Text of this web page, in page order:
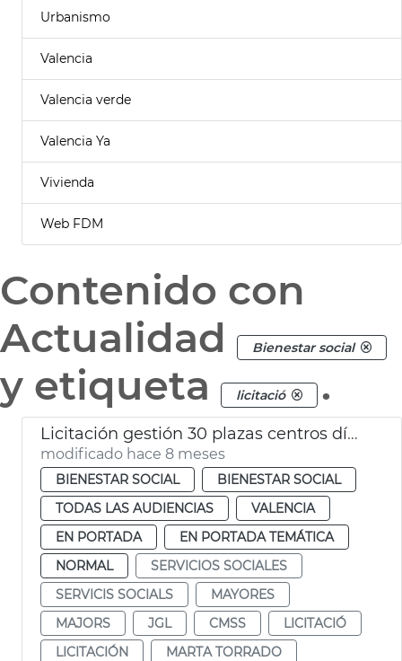
Urbanismo
Valencia
Valencia verde
Valencia Ya
Vivienda
Web FDM
Contenido con
Actualidad
Bienestar social
y etiqueta licitació .
Licitación gestión 30 plazas centros día titularidad privada
modificado hace 8 meses
BIENESTAR SOCIAL
BIENESTAR SOCIAL
TODAS LAS AUDIENCIAS
VALENCIA
EN PORTADA
EN PORTADA TEMÁTICA
NORMAL
SERVICIOS SOCIALES
SERVICIS SOCIALS
MAYORES
MAJORS
JGL CMSS
LICITACIÓ
LICITACIÓN
MARTA TORRADO